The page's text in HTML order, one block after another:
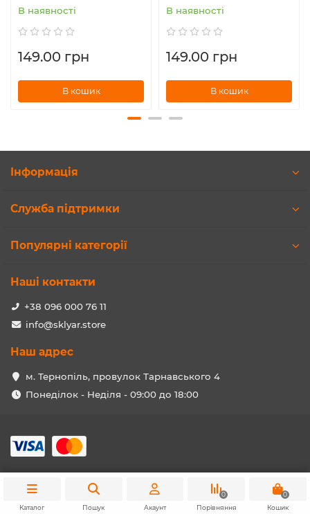
Edit product
В наявності
149.00 грн
В кошик
В наявності
149.00 грн
В кошик
Інформація
Служба підтримки
Популярні категорії
Наші контакти
+38 096 000 76 11
info@sklyar.store
Наш адрес
м. Тернопіль, провулок Тарнавського 4
Понеділок - Неділя - 09:00 до 18:00
Каталог Пошук Акаунт
0
Порівняння
0
Кошик